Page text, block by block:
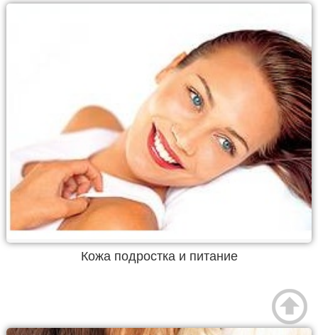
Кожа подростка и питание